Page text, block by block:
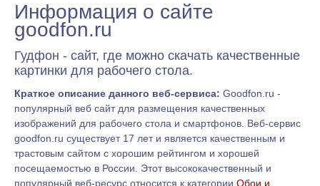
Информация о сайте
goodfon.ru
Гудфон - сайт, где можно скачать качественные
картинки для рабочего стола.
Краткое описание данного веб-сервиса: Goodfon.ru -
популярный веб сайт для размещения качественных
изображений для рабочего стола и смартфонов. Веб-сервис
goodfon.ru существует 17 лет и является качественным и
трастовым сайтом с хорошим рейтингом и хорошей
посещаемостью в России. Этот высококачественный и
популярный веб-ресурс относится к категории Обои и